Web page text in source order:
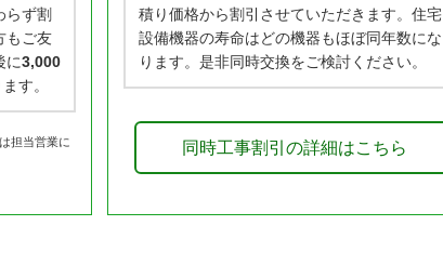
らず割
もご友
に3,000
す。
担当営業に
積り価格から割引させていただきます。住宅
設備機器の寿命はどの機器もほぼ同年数にな
ります。是非同時交換をご検討ください。
同時工事割引の詳細はこちら